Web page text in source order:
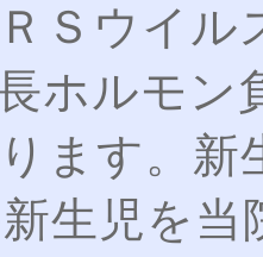
Ｓウイル
ホルモン
ます。新
生児を